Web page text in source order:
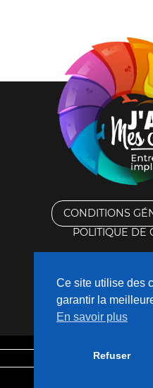
CONDITIONS
POLITIQUE DE
Ce site utilise des
garantir la
En savoir plus
Refuser